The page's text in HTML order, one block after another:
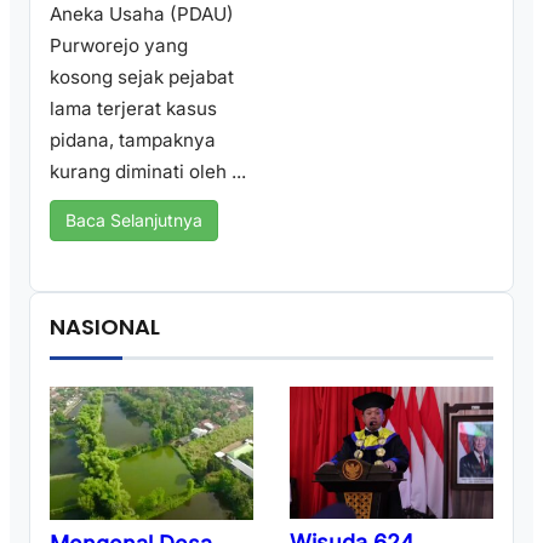
Aneka Usaha (PDAU)
Purworejo yang
kosong sejak pejabat
lama terjerat kasus
pidana, tampaknya
kurang diminati oleh ...
Baca Selanjutnya
NASIONAL